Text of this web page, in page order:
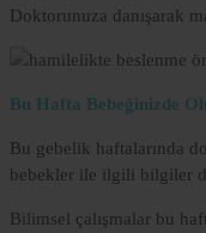
Doktorunuza danışarak
Bu Hafta Bebeğinizde
Bu gebelik haftalarında
bebekler ile ilgili bilgiler
Bilimsel çalışmalar bu